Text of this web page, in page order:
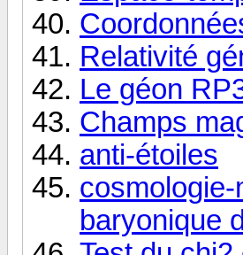
Relativité
Le géon
Champs
anti-étoiles
baryonique